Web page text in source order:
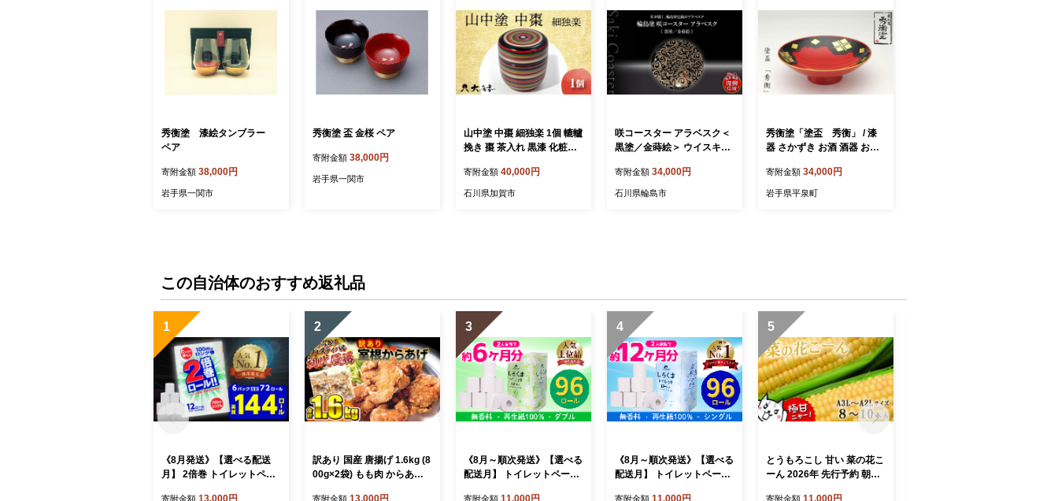
秀衡塗 漆絵タンブラー
ペア
寄附金額 38,000円
岩手県一関市
秀衡塗 盃 金桜 ペア
寄附金額 38,000円
岩手県一関市
山中塗 中棗 細独楽 1個 轆轤
挽き 棗 茶入れ 黒漆 化粧箱
製漆器 伝統工芸 工芸品 国
産 日本製 F6P-0211
寄附金額 40,000円
石川県加賀市
咲コースター アラベスク＜
黒塗／金蒔絵＞ ウイスキー
ギフト プレゼント 記念
寄附金額 34,000円
石川県輪島市
秀衡塗「塗盃 秀衡」 / 漆
器 さかずき お酒 酒器 お神
木製 伝統工芸品 和 お正月
高級 結婚 新築祝い お祝い
寄附金額 34,000円
岩手県平泉町
この自治体のおすすめ返礼品
1
《8月発送》【選べる配送
月】 2倍巻 トイレットペー
寄附金額
2
訳あり 国産 唐揚げ 1.6kg (8
00g×2袋) もも肉 からあげ
寄附金額
3
《8月～順次発送》【選べる
配送月】 トイレットペーパ
寄附金額
4
《8月～順次発送》【選べる
配送月】 トイレットペーパ
寄附金額
5
とうもろこし 甘い 菜の花こ
ーん 2026年 先行予約 朝採
寄附金額